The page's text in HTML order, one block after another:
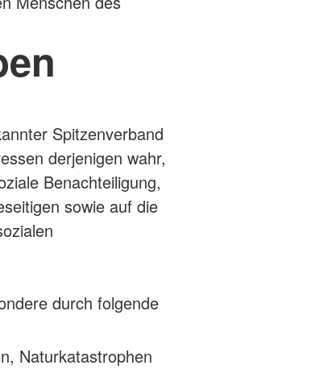
Spitzenverband
derjenigen wahr,
Benachteiligung,
sowie auf die
durch folgende
Naturkatastrophen